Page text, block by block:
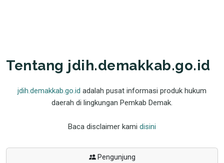
Tentang jdih.demakkab.go.id
jdih.demakkab.go.id adalah pusat informasi produk hukum
daerah di lingkungan Pemkab Demak.
Baca disclaimer kami disini
Pengunjung